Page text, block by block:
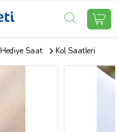
Hediye Saat Kol Saatleri